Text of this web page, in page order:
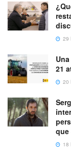
29
21
20
que
18